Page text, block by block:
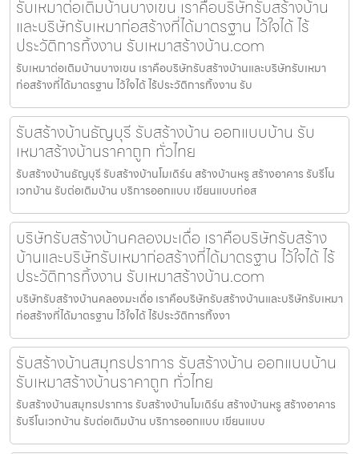
รับเหมาต่อเติมบ้านบางเขน เราคือบริษัทรับสร้างบ้าน
และบริษัทรับเหมาก่อสร้างที่ได้มาตรฐาน ไว้ใจได้ ไร้
ประวัติการทิ้งงาน รับเหมาสร้างบ้าน.com
รับเหมาต่อเติมบ้านบางเขน เราคือบริษัทรับสร้างบ้านและบริษัทรับเหมา
ก่อสร้างที่ได้มาตรฐาน ไว้ใจได้ ไร้ประวัติการทิ้งงาน รับ
รับสร้างบ้านธัญบุรี รับสร้างบ้าน ออกแบบบ้าน รับ
เหมาสร้างบ้านราคาถูก ทั่วไทย
รับสร้างบ้านธัญบุรี รับสร้างบ้านโมเดิร์น สร้างบ้านหรู สร้างอาคาร รับรีโน
เวทบ้าน รับต่อเติมบ้าน บริการออกแบบ เขียนแบบก่อส
บริษัทรับสร้างบ้านคลองมะเดื่อ เราคือบริษัทรับสร้าง
บ้านและบริษัทรับเหมาก่อสร้างที่ได้มาตรฐาน ไว้ใจได้ ไร้
ประวัติการทิ้งงาน รับเหมาสร้างบ้าน.com
บริษัทรับสร้างบ้านคลองมะเดื่อ เราคือบริษัทรับสร้างบ้านและบริษัทรับเหมา
ก่อสร้างที่ได้มาตรฐาน ไว้ใจได้ ไร้ประวัติการทิ้งงา
รับสร้างบ้านสมุทรปราการ รับสร้างบ้าน ออกแบบบ้าน
รับเหมาสร้างบ้านราคาถูก ทั่วไทย
รับสร้างบ้านสมุทรปราการ รับสร้างบ้านโมเดิร์น สร้างบ้านหรู สร้างอาคาร
รับรีโนเวทบ้าน รับต่อเติมบ้าน บริการออกแบบ เขียนแบบ